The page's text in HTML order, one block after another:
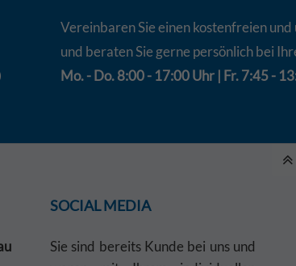
Vereinbaren Sie einen kostenfreien
und beraten Sie gerne persönlich bei
Mo. - Do. 8:00 - 17:00 Uhr | Fr. 7:45 -
SOCIAL MEDIA
Sie sind bereits Kunde bei uns und